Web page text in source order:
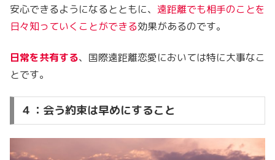
安心できるようになるとともに、 遠距離でも相手のことを
日々知っていくことができる効果があるのです。
日常を共有する、国際遠距離恋愛においては特に大事なこ
とです。
４：会う約束は早めにすること